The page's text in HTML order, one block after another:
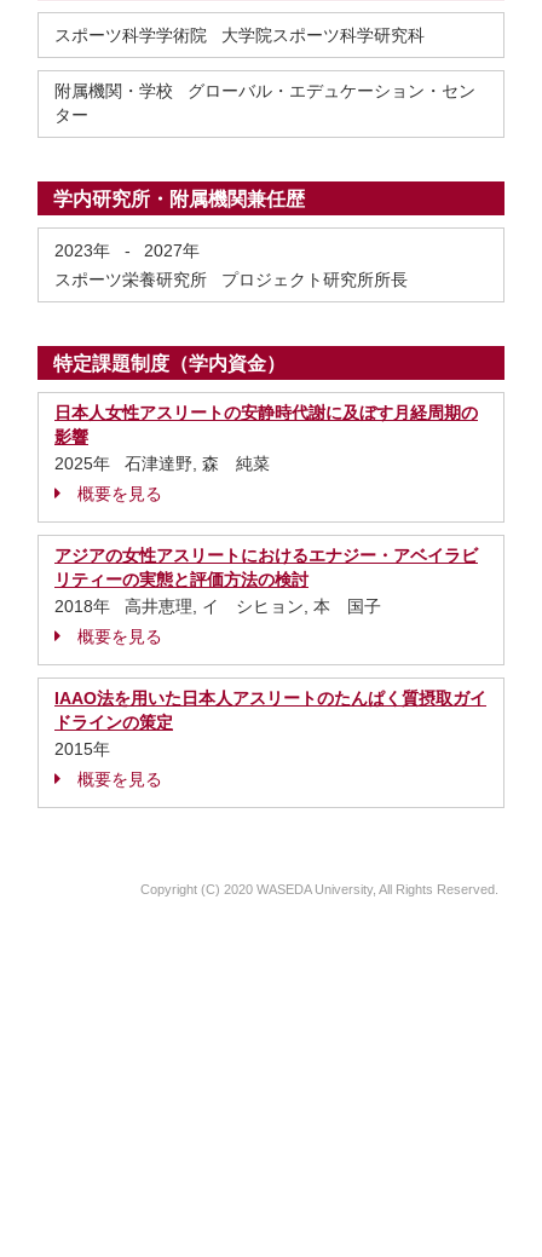
スポーツ科学学術院 大学院スポーツ科学研究科
附属機関・学校 グローバル・エデュケーション・セン
ター
学内研究所・附属機関兼任歴
2023年 -
2027年
スポーツ栄養研究所 プロジェクト研究所所長
特定課題制度（学内資金）
日本人女性アスリートの安静時代謝に及ぼす月経周期の
影響
2025年 石津達野, 森 純菜
概要を見る
アジアの女性アスリートにおけるエナジー・アベイラビ
リティーの実態と評価方法の検討
2018年 高井恵理, イ シヒョン, 本 国子
概要を見る
IAAO法を用いた日本人アスリートのたんぱく質摂取ガイ
ドラインの策定
2015年
概要を見る
Copyright (C) 2020 WASEDA University, All Rights Reserved.